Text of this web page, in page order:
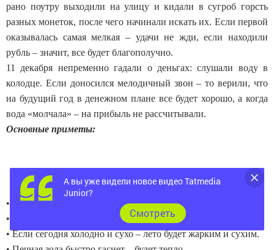
рано поутру выходили на улицу и кидали в сугроб горсть
разных монеток, после чего начинали искать их. Если первой
оказывалась самая мелкая – удачи не жди, если находили
рубль – значит, все будет благополучно.
11 декабря непременно гадали о деньгах: слушали воду в
колодце. Если доносился мелодичный звон – то верили, что
на будущий год в денежном плане все будет хорошо, а когда
вода «молчала» – на прибыль не рассчитывали.
Основные приметы:
• Стремительная оттепель – к скорым затяжным морозам.
• Гуси часто хлопают крыльями – потеплеет.
• Если сегодня холодно и сухо – лето будет жарким и сухим.
А вы уже видели новое видео Tatmedia
Junior?
Cмотреть